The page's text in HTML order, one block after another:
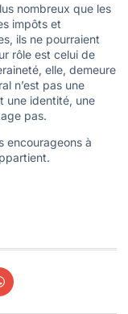
nombreux que les
impôts et
ils ne pourraient
rôle est celui de
elle, demeure
n’est pas une
une identité, une
pas.
encourageons à